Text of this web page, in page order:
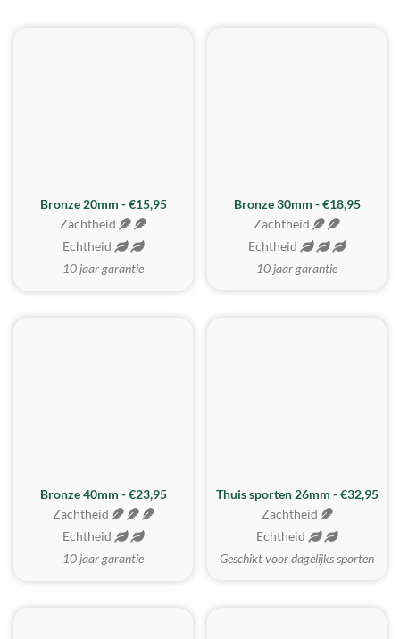
Bronze 20mm - €15,95
Zachtheid
Echtheid
10 jaar garantie
BESTE KOOP
Bronze 30mm - €18,95
Zachtheid
Echtheid
10 jaar garantie
Bronze 40mm - €23,95
Zachtheid
Echtheid
10 jaar garantie
Thuis sporten 26mm - €32,95
Zachtheid
Echtheid
Geschikt voor dagelijks sporten